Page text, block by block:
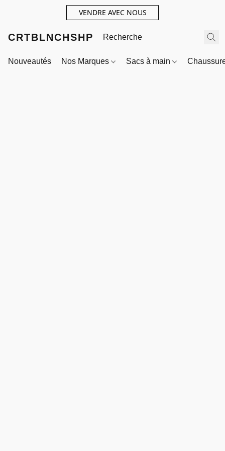
VENDRE AVEC NOUS
CRTBLNCHSHP
Nouveautés Nos Marques Sacs à main